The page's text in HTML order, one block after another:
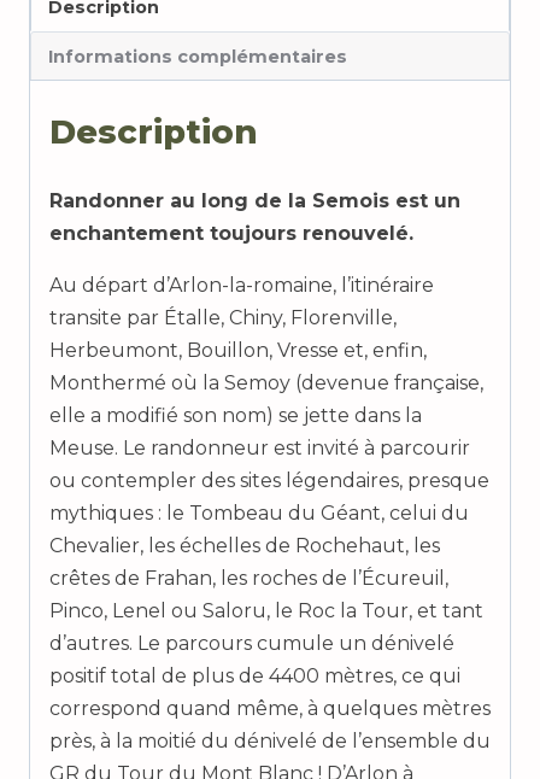
GR
Sentier
Description
Informations complémentaires
Description
Randonner au long de la Semois est un
enchantement toujours renouvelé.
Au départ d’Arlon-la-romaine, l’itinéraire
transite par Étalle, Chiny, Florenville,
Herbeumont, Bouillon, Vresse et, enfin,
Monthermé où la Semoy (devenue française,
elle a modifié son nom) se jette dans la
Meuse. Le randonneur est invité à parcourir
ou contempler des sites légendaires, presque
mythiques : le Tombeau du Géant, celui du
Chevalier, les échelles de Rochehaut, les
crêtes de Frahan, les roches de l’Écureuil,
Pinco, Lenel ou Saloru, le Roc la Tour, et tant
d’autres. Le parcours cumule un dénivelé
positif total de plus de 4400 mètres, ce qui
correspond quand même, à quelques mètres
près, à la moitié du dénivelé de l’ensemble du
GR du Tour du Mont Blanc ! D’Arlon à